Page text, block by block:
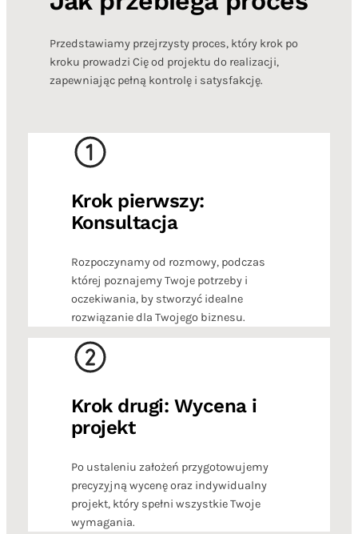
Przedstawiamy przejrzysty proces, który krok po
kroku prowadzi Cię od projektu do realizacji,
zapewniając pełną kontrolę i satysfakcję.
Krok pierwszy:
Konsultacja
Rozpoczynamy od rozmowy, podczas
której poznajemy Twoje potrzeby i
oczekiwania, by stworzyć idealne
rozwiązanie dla Twojego biznesu.
Krok drugi: Wycena i
projekt
Po ustaleniu założeń przygotowujemy
precyzyjną wycenę oraz indywidualny
projekt, który spełni wszystkie Twoje
wymagania.